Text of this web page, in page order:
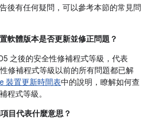
後有任何疑問，可以參考本節的常見問
軟體版本是否更新並修正問題？
之後的安全性修補程式等級，代表
修補程式等級以前的所有問題都已解
裝置更新時間表中的說明，瞭解如何查
程式等級。
目代表什麼意思？